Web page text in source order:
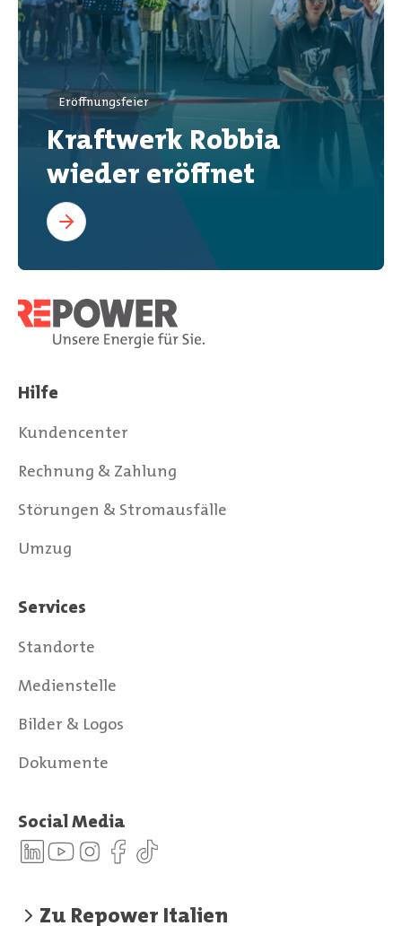
Eröffnungsfeier
Kraftwerk Robbia
wieder eröffnet
Hilfe
Kundencenter
Rechnung & Zahlung
Störungen & Stromausfälle
Umzug
Services
Standorte
Medienstelle
Bilder & Logos
Dokumente
Social Media
Zu Repower Italien